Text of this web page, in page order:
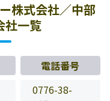
株式会社／中部
社一覧
電話番号
0776-38-